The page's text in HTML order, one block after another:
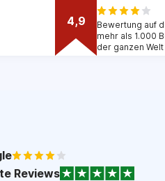
4,9
Bewertung auf
mehr als 1.000
der ganzen Welt
Reviews